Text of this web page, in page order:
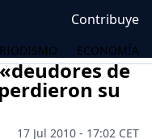
Contribuye
ECONOMÍA
de
su
17 Jul 2010 - 17:02 CET